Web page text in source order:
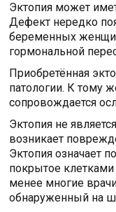
Эктопия может
Дефект нередко
беременных
гормональной
Приобретённая
патологии. К тому
сопровождается
Эктопия не
возникает
Эктопия означает
покрытое
менее многие
обнаруженный на